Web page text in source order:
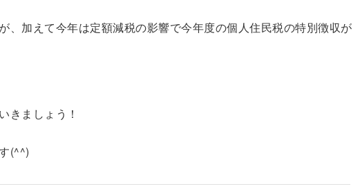
、加えて今年は定額減税の影響で今年度の個人住民税の特別徴収が
きましょう！
(^^)